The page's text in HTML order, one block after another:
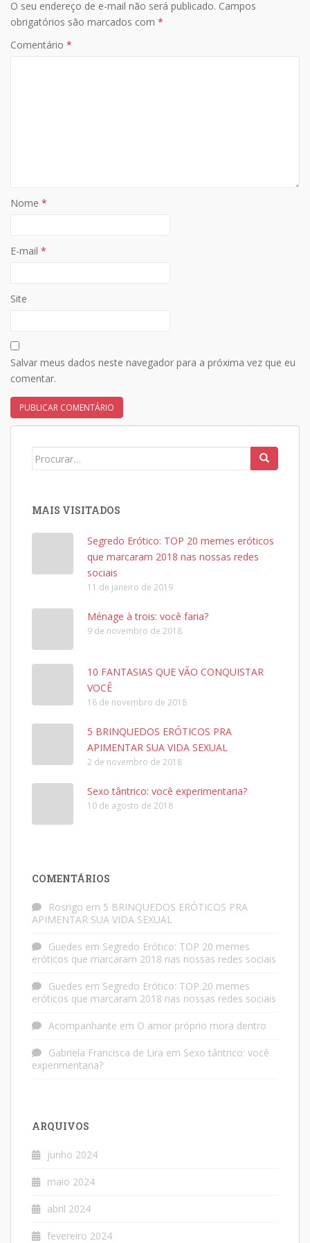
A
p
o Li
O seu endereço de e-mail não será publicado. Campos
obrigatórios são marcados com *
Comentário *
Nome *
E-mail *
Site
Salvar meus dados neste navegador para a próxima vez que eu
comentar.
Search
MAIS VISITADOS
Segredo Erótico: TOP 20 memes eróticos
que marcaram 2018 nas nossas redes
sociais
11 de janeiro de 2019
Ménage à trois: você faria?
9 de novembro de 2018
10 FANTASIAS QUE VÃO CONQUISTAR
VOCÊ
16 de novembro de 2018
5 BRINQUEDOS ERÓTICOS PRA
APIMENTAR SUA VIDA SEXUAL
2 de novembro de 2018
Sexo tântrico: você experimentaria?
10 de agosto de 2018
COMENTÁRIOS
Rosrigo em 5 BRINQUEDOS ERÓTICOS PRA
APIMENTAR SUA VIDA SEXUAL
Guedes em Segredo Erótico: TOP 20 memes
eróticos que marcaram 2018 nas nossas redes sociais
Guedes em Segredo Erótico: TOP 20 memes
eróticos que marcaram 2018 nas nossas redes sociais
Acompanhante em O amor próprio mora dentro
Gabriela Francisca de Lira em Sexo tântrico: você
experimentaria?
ARQUIVOS
junho 2024
maio 2024
abril 2024
fevereiro 2024